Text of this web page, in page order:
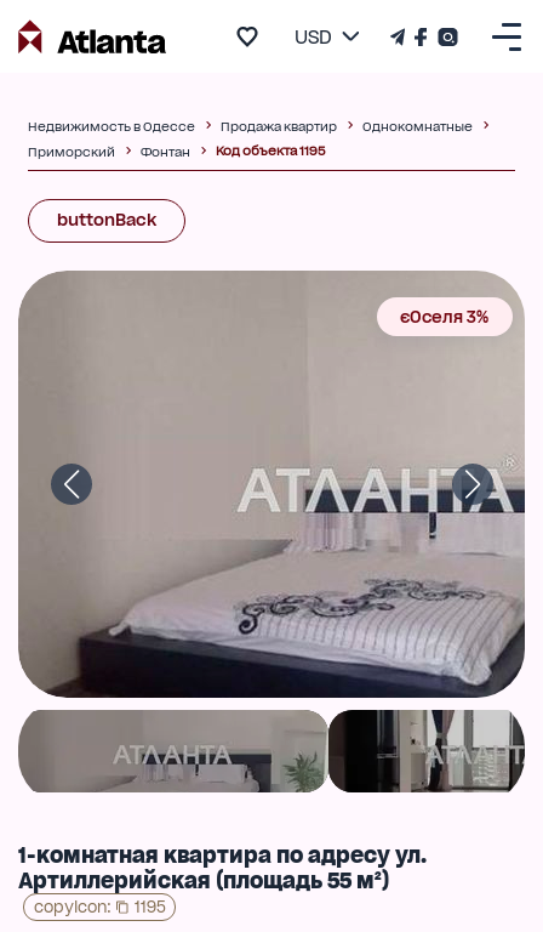
USD
Недвижимость в Одессе Продажа квартир
Однокомнатные
Приморский
Фонтан Код объекта 1195
buttonBack
єОселя 3%
1-комнатная квартира по адресу ул.
Артиллерийская (площадь 55 м²)
copyIcon: 1195